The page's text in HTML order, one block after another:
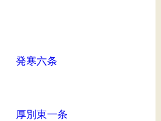
発寒六条
厚別東一条